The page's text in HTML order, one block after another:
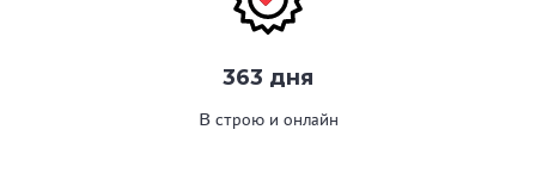
363 дня
В строю и онлайн